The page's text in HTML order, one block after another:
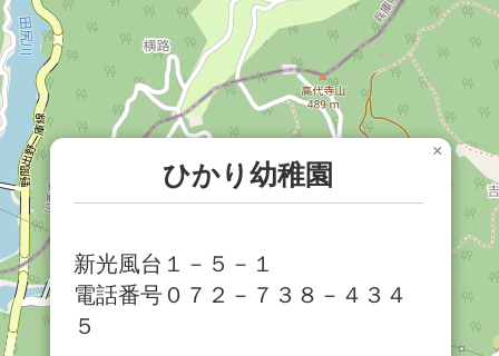
ひかり幼稚園
新光風台１－５－１
電話番号０７２－７３８－４３４
５
×